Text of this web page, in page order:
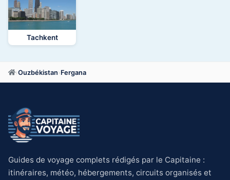
Tachkent
›Ouzbékistan› Fergana
Guides de voyage complets rédigés par le Capitaine :
itinéraires, météo, hébergements, circuits organisés et